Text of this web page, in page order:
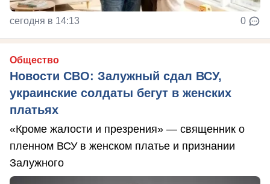
сегодня в 14:13 0
Общество
Новости СВО: Залужный сдал ВСУ,
украинские солдаты бегут в женских
платьях
«Кроме жалости и презрения» — священник о
пленном ВСУ в женском платье и признании
Залужного